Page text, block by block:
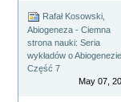
Rafał Kosowski,
Abiogeneza - Ciemna
strona nauki: Seria
wykładów o
Część 7
May 07,